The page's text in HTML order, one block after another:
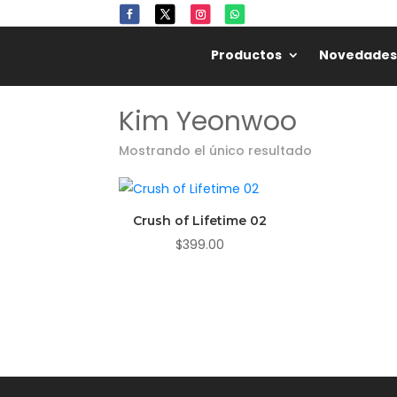
Productos Novedades
Kim Yeonwoo
Mostrando el único resultado
Crush of Lifetime 02
$399.00